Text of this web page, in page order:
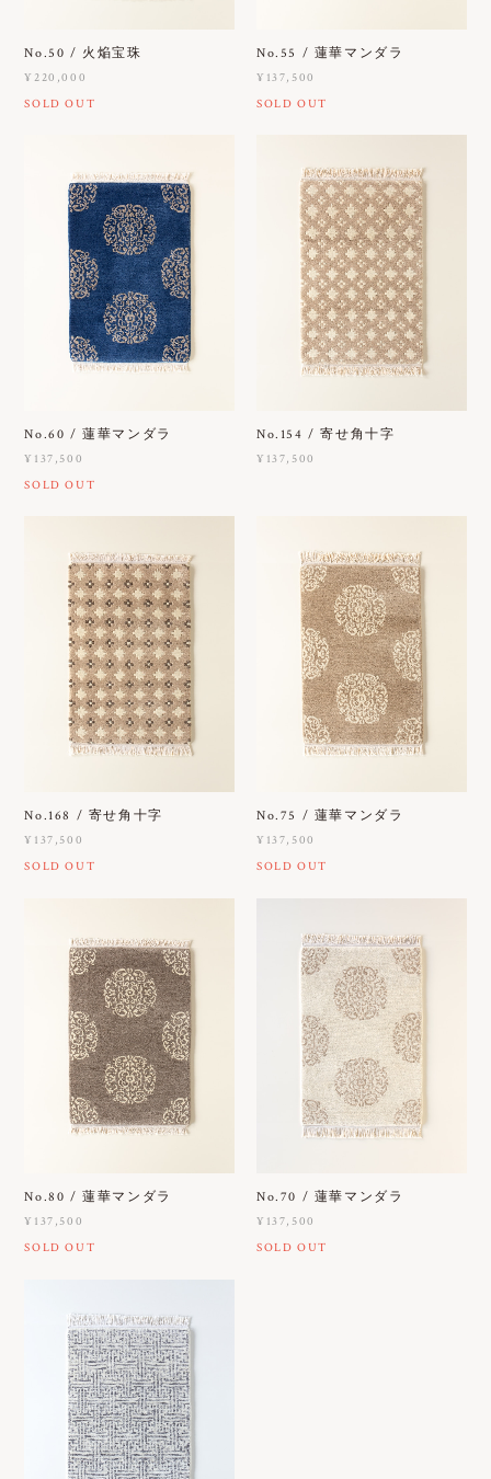
No.50 / 火焔宝珠
¥220,000
SOLD OUT
No.55 / 蓮華マンダラ
¥137,500
SOLD OUT
No.60 / 蓮華マンダラ
¥137,500
SOLD OUT
No.154 / 寄せ角十字
¥137,500
No.168 / 寄せ角十字
¥137,500
SOLD OUT
No.75 / 蓮華マンダラ
¥137,500
SOLD OUT
No.80 / 蓮華マンダラ
¥137,500
SOLD OUT
No.70 / 蓮華マンダラ
¥137,500
SOLD OUT